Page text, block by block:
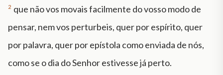
2 que não vos movais facilmente do vosso modo de
pensar, nem vos perturbeis, quer por espírito, quer
por palavra, quer por epístola como enviada de nós,
como se o dia do Senhor estivesse já perto.